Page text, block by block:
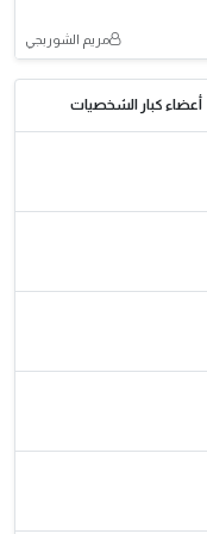
مريم الشوربجي
أعضاء كبار الشخصيات